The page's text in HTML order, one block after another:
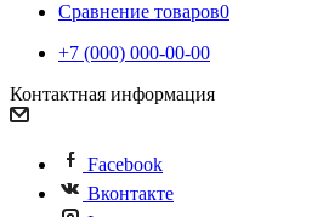
Сравнение товаров0
+7 (000) 000-00-00
Контактная информация
Facebook
Вконтакте